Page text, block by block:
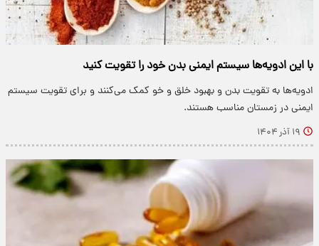
با این ادویه‌ها سیستم ایمنی بدن خود را تقویت کنید
ادویه‌ها به تقویت بدن و بهبود خلق و خو کمک می‌کنند و برای تقویت سیستم
ایمنی در زمستان مناسب هستند.
۱۹ آذر ۱۴۰۴